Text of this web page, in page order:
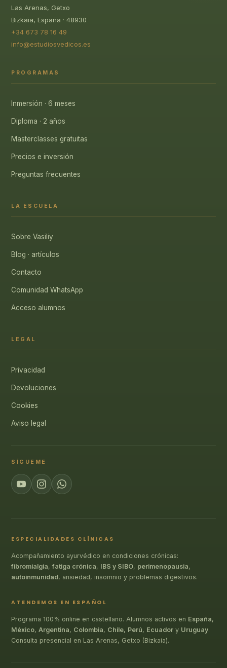
Las Arenas, Getxo
Bizkaia, España · 48930
+34 673 78 16 49
info@estudiosvedicos.es
PROGRAMAS
Inmersión · 6 meses
Diploma · 2 años
Masterclasses gratuitas
Precios e inversión
Preguntas frecuentes
LA ESCUELA
Sobre Vasiliy
Blog · artículos
Contacto
Comunidad WhatsApp
Acceso alumnos
LEGAL
Privacidad
Devoluciones
Cookies
Aviso legal
SÍGUEME
ESPECIALIDADES CLÍNICAS
Acompañamiento ayurvédico en condiciones crónicas:
fibromialgia,fatiga crónica, IBS y SIBO, perimenopausia,
autoinmunidad, ansiedad, insomnio y problemas digestivos.
ATENDEMOS EN ESPAÑOL
Programa 100% online en castellano. Alumnos activos en España,
México, Argentina, Colombia, Chile, Perú, Ecuador y Uruguay.
Consulta presencial en Las Arenas, Getxo (Bizkaia).